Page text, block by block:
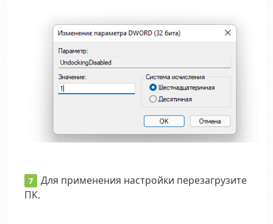
Для применения настройки перезагрузите
ПК.